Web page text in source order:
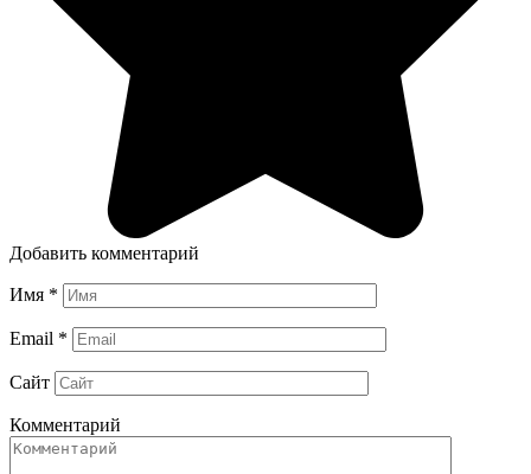
Добавить комментарий
Имя *
Email *
Сайт
Комментарий